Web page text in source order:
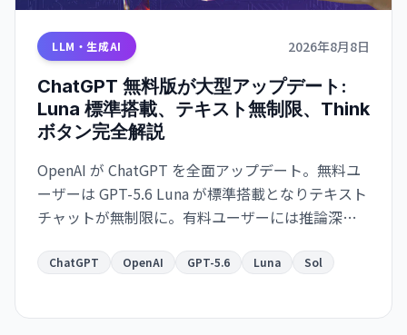
LLM・生成AI 2026年8月8日
ChatGPT 無料版が大型アップデート:
Luna 標準搭載、テキスト無制限、Think
ボタン完全解説
OpenAI が ChatGPT を全面アップデート。無料ユ
ーザーは GPT-5.6 Luna が標準搭載となりテキスト
チャットが無制限に。有料ユーザーには推論深度
が変わったか、Think ボタンの使い方、Luna と
ChatGPT OpenAI GPT-5.6 Luna Sol